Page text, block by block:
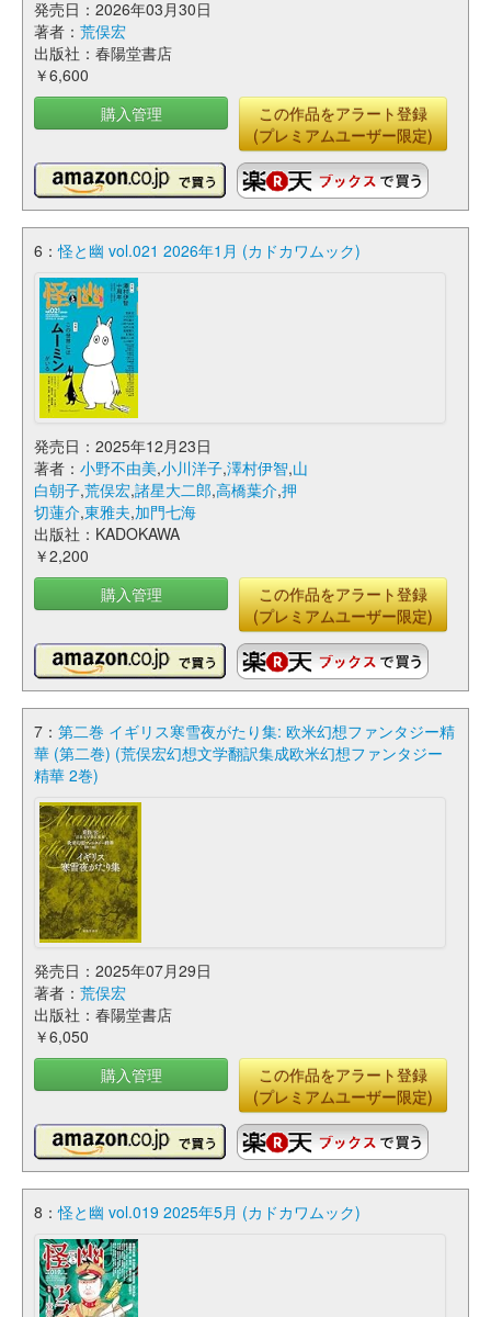
発売日：2026年03月30日
著者： 荒俣宏
出版社：春陽堂書店
￥6,600
購入管理
この作品をアラート登録
(プレミアムユーザー限定)
6：怪と幽 vol.021 2026年1月 (カドカワムック)
発売日：2025年12月23日
著者： 小野不由美,小川洋子,澤村伊智,山
白朝子,荒俣宏,諸星大二郎,高橋葉介,押
切蓮介,東雅夫,加門七海
出版社：KADOKAWA
￥2,200
購入管理
この作品をアラート登録
(プレミアムユーザー限定)
7： 第二巻 イギリス寒雪夜がたり集: 欧米幻想ファンタジー精
華 (第二巻) (荒俣宏幻想文学翻訳集成欧米幻想ファンタジー
精華 2巻)
発売日：2025年07月29日
著者： 荒俣宏
出版社：春陽堂書店
￥6,050
購入管理
この作品をアラート登録
(プレミアムユーザー限定)
8：怪と幽 vol.019 2025年5月 (カドカワムック)